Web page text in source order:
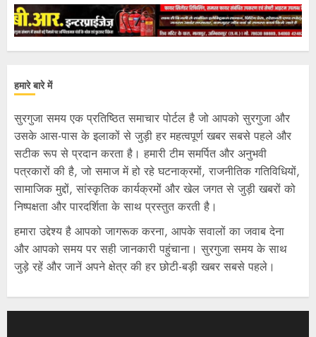
हमारे बारे में
सुरगुजा समय एक प्रतिष्ठित समाचार पोर्टल है जो आपको सुरगुजा और
उसके आस-पास के इलाकों से जुड़ी हर महत्वपूर्ण खबर सबसे पहले और
सटीक रूप से प्रदान करता है। हमारी टीम समर्पित और अनुभवी
पत्रकारों की है, जो समाज में हो रहे घटनाक्रमों, राजनीतिक गतिविधियों,
सामाजिक मुद्दों, सांस्कृतिक कार्यक्रमों और खेल जगत से जुड़ी खबरों को
निष्पक्षता और पारदर्शिता के साथ प्रस्तुत करती है।
हमारा उद्देश्य है आपको जागरूक करना, आपके सवालों का जवाब देना
और आपको समय पर सही जानकारी पहुंचाना। सुरगुजा समय के साथ
जुड़े रहें और जानें अपने क्षेत्र की हर छोटी-बड़ी खबर सबसे पहले।